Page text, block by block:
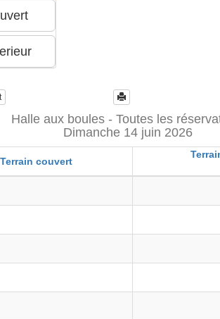
Halle aux boules - Toutes les
Dimanche 14 juin 2026
Terrain couvert